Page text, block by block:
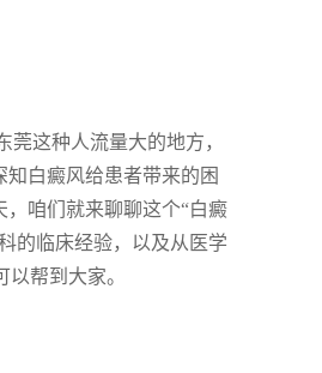
这种人流量大的地方，
白癜风给患者带来的困
咱们就来聊聊这个“白癜
的临床经验，以及从医学
帮到大家。